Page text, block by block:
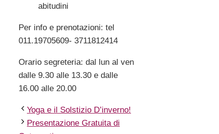
abitudini
Per info e prenotazioni: tel
011.19705609- 3711812414
Orario segreteria: dal lun al ven
dalle 9.30 alle 13.30 e dalle
16.00 alle 20.00
Yoga e il Solstizio D’inverno!
Presentazione Gratuita di